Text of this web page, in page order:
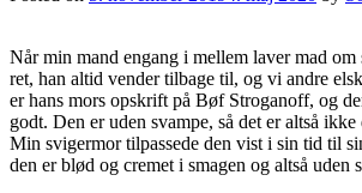
Når min mand engang i mellem laver mad om
ret, han altid vender tilbage til, og vi andre
er hans mors opskrift på Bøf Stroganoff, og
godt. Den er uden svampe, så det er altså
Min svigermor tilpassede den vist i sin tid til
den er blød og cremet i smagen og altså uden